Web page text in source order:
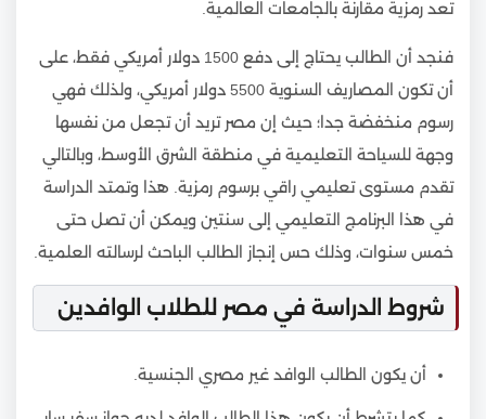
تعد رمزية مقارنة بالجامعات العالمية.
فنجد أن الطالب يحتاج إلى دفع 1500 دولار أمريكي فقط، على
أن تكون المصاريف السنوية 5500 دولار أمريكي، ولذلك فهي
رسوم منخفضة جدا؛ حيث إن مصر تريد أن تجعل من نفسها
وجهة للسياحة التعليمية في منطقة الشرق الأوسط، وبالتالي
تقدم مستوى تعليمي راقي برسوم رمزية. هذا وتمتد الدراسة
في هذا البرنامج التعليمي إلى سنتين ويمكن أن تصل حتى
خمس سنوات، وذلك حس إنجاز الطالب الباحث لرسالته العلمية.
شروط الدراسة في مصر للطلاب الوافدين
أن يكون الطالب الوافد غير مصري الجنسية.